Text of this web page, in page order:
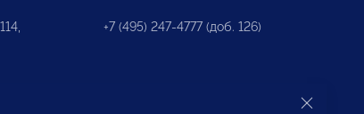
+7 (495) 247-4777 (доб. 126)